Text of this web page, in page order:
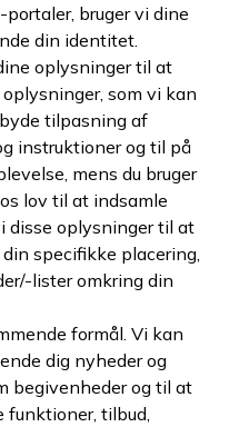
bruger vi dine
din identitet.
oplysninger til at
som vi kan
tilpasning af
instruktioner og til på
mens du bruger
lov til at indsamle
disse oplysninger til at
specifikke placering,
lister omkring din
formål. Vi kan
dig nyheder og
begivenheder og til at
funktioner, tilbud,